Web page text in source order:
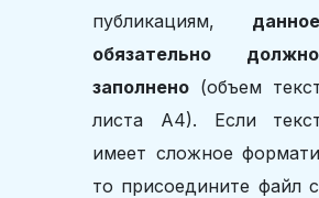
публикациям,
обязательно
заполнено (объем
листа А4). Если
имеет сложное
то присоедините файл